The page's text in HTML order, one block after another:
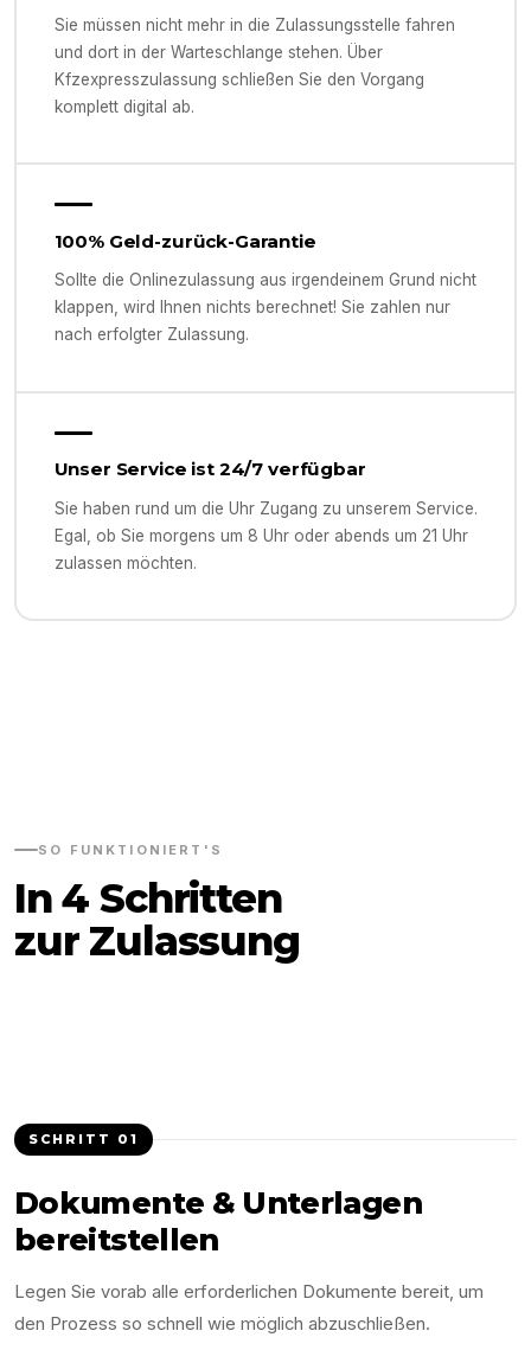
Sie müssen nicht mehr in die Zulassungsstelle fahren
und dort in der Warteschlange stehen. Über
Kfzexpresszulassung schließen Sie den Vorgang
komplett digital ab.
100% Geld-zurück-Garantie
Sollte die Onlinezulassung aus irgendeinem Grund nicht
klappen, wird Ihnen nichts berechnet! Sie zahlen nur
nach erfolgter Zulassung.
Unser Service ist 24/7 verfügbar
Sie haben rund um die Uhr Zugang zu unserem Service.
Egal, ob Sie morgens um 8 Uhr oder abends um 21 Uhr
zulassen möchten.
SO FUNKTIONIERT'S
In 4 Schritten
zur Zulassung
SCHRITT 01
Dokumente & Unterlagen
bereitstellen
Legen Sie vorab alle erforderlichen Dokumente bereit, um
den Prozess so schnell wie möglich abzuschließen.